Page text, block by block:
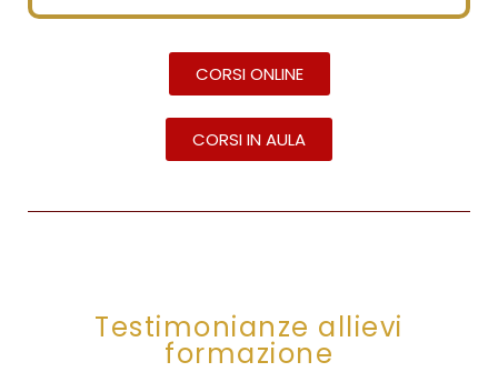
CORSI ONLINE
CORSI IN AULA
Testimonianze allievi
formazione